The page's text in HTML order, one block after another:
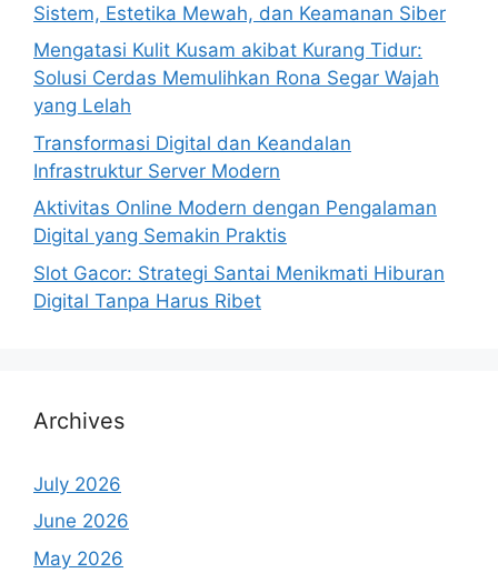
Sistem, Estetika Mewah, dan Keamanan Siber
Mengatasi Kulit Kusam akibat Kurang Tidur:
Solusi Cerdas Memulihkan Rona Segar Wajah
yang Lelah
Transformasi Digital dan Keandalan
Infrastruktur Server Modern
Aktivitas Online Modern dengan Pengalaman
Digital yang Semakin Praktis
Slot Gacor: Strategi Santai Menikmati Hiburan
Digital Tanpa Harus Ribet
Archives
July 2026
June 2026
May 2026